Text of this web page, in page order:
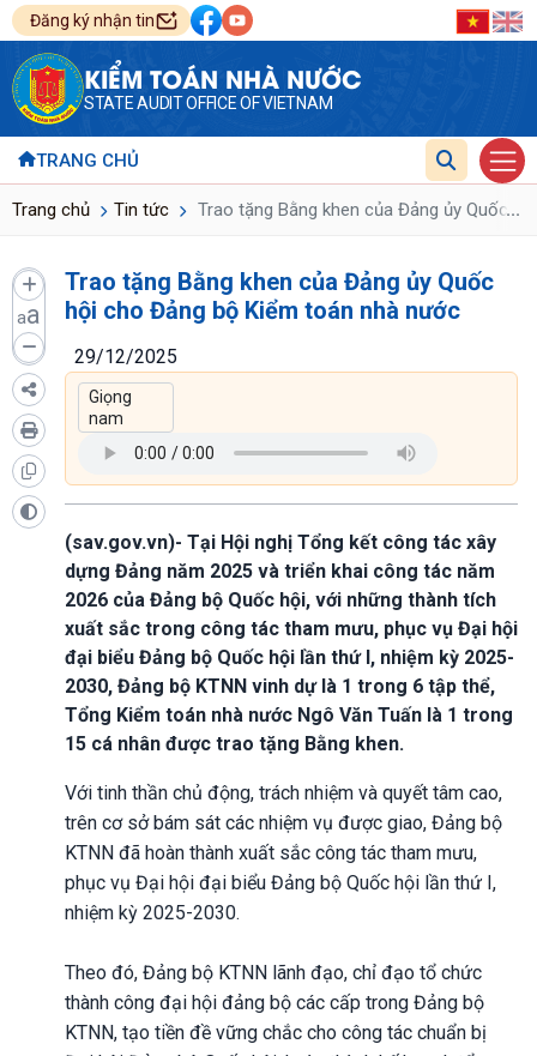
Đăng ký nhận tin
KIỂM TOÁN NHÀ NƯỚC
STATE AUDIT OFFICE OF VIETNAM
TRANG CHỦ
Trang chủ Tin tức Trao tặng Bằng khen của Đảng ủy Quốc...
aa
Trao tặng Bằng khen của Đảng ủy Quốc
hội cho Đảng bộ Kiểm toán nhà nước
29/12/2025
(sav.gov.vn)- Tại Hội nghị Tổng kết công tác xây
dựng Đảng năm 2025 và triển khai công tác năm
2026 của Đảng bộ Quốc hội, với những thành tích
xuất sắc trong công tác tham mưu, phục vụ Đại hội
đại biểu Đảng bộ Quốc hội lần thứ I, nhiệm kỳ 2025-
2030, Đảng bộ KTNN vinh dự là 1 trong 6 tập thể,
Tổng Kiểm toán nhà nước Ngô Văn Tuấn là 1 trong
15 cá nhân được trao tặng Bằng khen.
Với tinh thần chủ động, trách nhiệm và quyết tâm cao,
trên cơ sở bám sát các nhiệm vụ được giao, Đảng bộ
KTNN đã hoàn thành xuất sắc công tác tham mưu,
phục vụ Đại hội đại biểu Đảng bộ Quốc hội lần thứ I,
nhiệm kỳ 2025-2030.
Theo đó, Đảng bộ KTNN lãnh đạo, chỉ đạo tổ chức
thành công đại hội đảng bộ các cấp trong Đảng bộ
KTNN, tạo tiền đề vững chắc cho công tác chuẩn bị